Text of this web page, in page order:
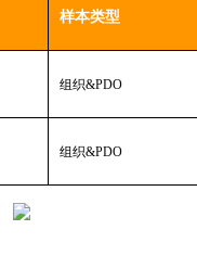
样本类型
组织&PDO
组织&PDO